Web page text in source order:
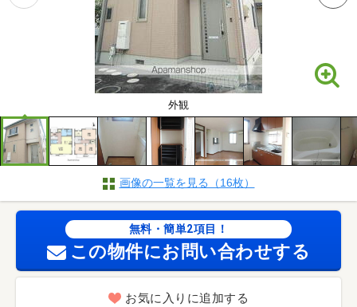
外観
画像の一覧を見る（16枚）
無料・簡単2項目！
この物件にお問い合わせする
お気に入りに追加する